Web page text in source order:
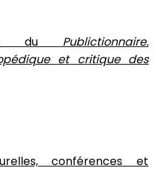
du Publictionnaire.
et critique des
conférences et